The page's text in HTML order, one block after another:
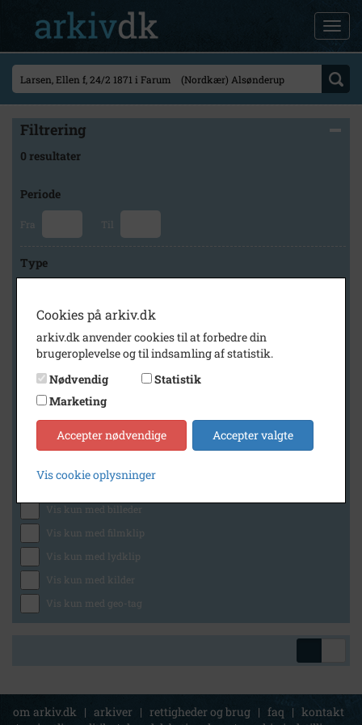
Filtrering
0 resultater
Periode
Fra Til
Type
Arkiv
Lokalarkivet Alsønderup -Tjæreby
Generelt
Vis kun med billeder
Vis kun med filmklip
Vis kun med lydklip
Vis kun med kilder
Vis kun med geo-tag
om arkiv.dk | arkiver | rettigheder og brug | faq | kontakt
Cookies på arkiv.dk
arkiv.dk anvender cookies til at forbedre din
brugeroplevelse og til indsamling af statistik.
Nødvendig
Statistik
Marketing
Accepter nødvendige Accepter valgte
Vis cookie oplysninger